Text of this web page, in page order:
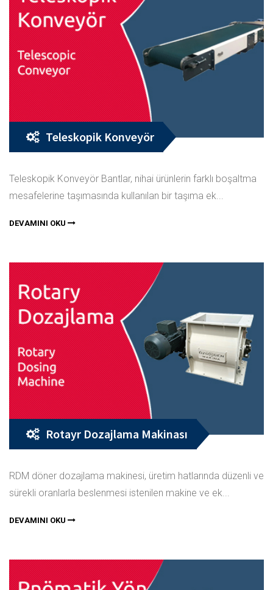
Teleskopik Konveyör
Teleskopik Konveyör Bantlar, nihai ürünlerin farklı boşaltma
mesafelerine taşımasında kullanılan bir taşıma ek...
DEVAMINI OKU
Rotayr Dozajlama Makinası
RDM döner dozajlama makinesi, üretim hatlarında düzenli ve
sürekli oranlarla beslenmesi istenilen makine ve ek...
DEVAMINI OKU